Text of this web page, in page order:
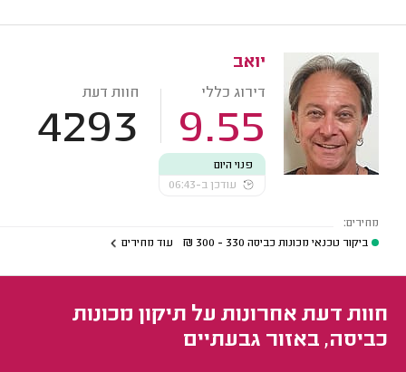
יואב
דירוג כללי
9.55
חוות דעת
4293
פנוי היום
עודכן ב-06:43
מחירים:
ביקור טכנאי מכונות כביסה 330 - 300
₪ עוד מחירים
חוות דעת אחרונות על תיקון מכונות
כביסה, באזור גבעתיים